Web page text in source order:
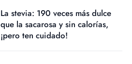
La stevia: 190 veces más dulce
que la sacarosa y sin calorías,
¡pero ten cuidado!